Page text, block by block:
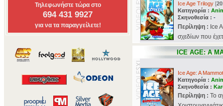
Τηλεφωνήστε τώρα στο
694 431 9927
για να τα παραγγείλετε!
Ice Age Trilogy [
Κατηγορία :
Σκηνοθεσία : -
Περίληψη : Ιce
σχεδίων που
ICE AGE: A
Ice Age: A
Κατηγορία :
Σκηνοθεσία :
Περίληψη : Το